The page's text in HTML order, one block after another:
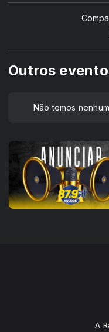
Outros
Não temos
A